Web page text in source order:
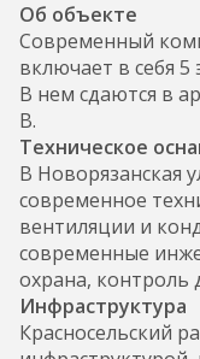
Об объекте
Современный
включает в себя 5
В нем сдаются в
B.
Техническое
В Новорязанская
современное
вентиляции и
современные
охрана, контроль
Инфраструктура
Красносельский